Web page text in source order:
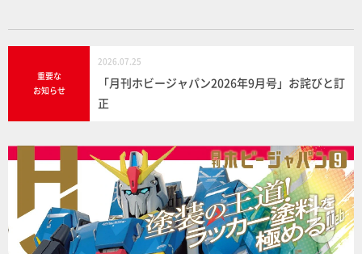
重要な
お知らせ
2026.07.25
「月刊ホビージャパン2026年9月号」お詫びと訂
正